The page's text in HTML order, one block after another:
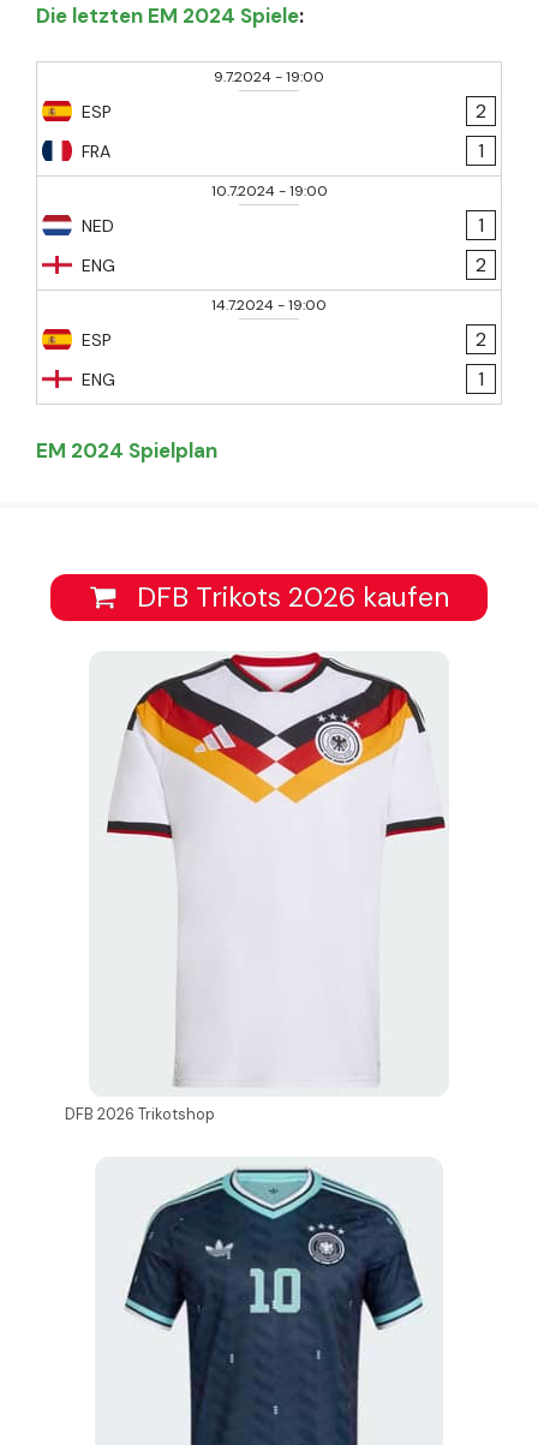
Die letzten EM 2024 Spiele:
9.7.2024-19:00
ESP
FRA
2
1
10.7.2024-19:00
NED
ENG
1
2
14.7.2024-19:00
ESP
ENG
2
1
EM 2024 Spielplan
DFB Trikots 2026 kaufen
DFB 2026 Trikotshop